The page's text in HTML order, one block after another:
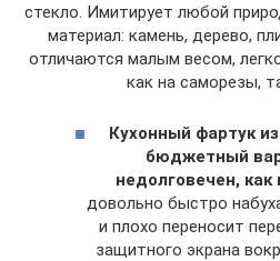
стекло. Имитирует любой
материал: камень, дерево,
отличаются малым весом,
как на саморезы,
Кухонный фартук
бюджетный
недолговечен, как
довольно быстро
и плохо переносит
защитного экрана